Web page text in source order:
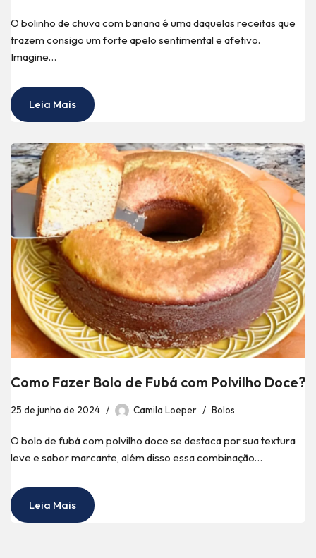
O bolinho de chuva com banana é uma daquelas receitas que
trazem consigo um forte apelo sentimental e afetivo.
Imagine…
Leia Mais
Como Fazer Bolo de Fubá com Polvilho Doce?
25 de junho de 2024 Camila Loeper Bolos
O bolo de fubá com polvilho doce se destaca por sua textura
leve e sabor marcante, além disso essa combinação…
Leia Mais